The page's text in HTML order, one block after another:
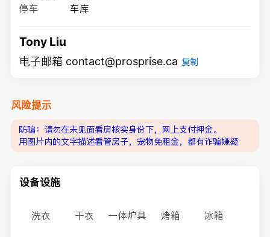
停车
车库
Tony Liu
电子邮箱 contact@prosprise.ca 复制
风险提示
防骗：请勿在未见面看房核实身份下，网上支付押金。
用图片内的文字描述看管房子，宠物免租金，都有诈骗嫌疑
设备设施
洗衣 干衣 一体炉具 烤箱 冰箱